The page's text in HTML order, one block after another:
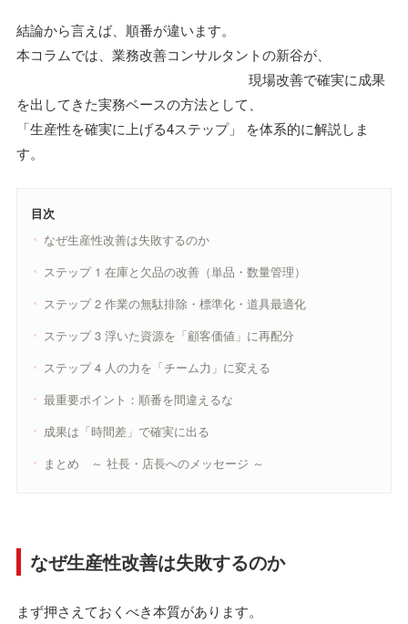
結論から言えば、順番が違います。
本コラムでは、業務改善コンサルタントの新谷が、
現場改善で確実に成果
を出してきた実務ベースの方法として、
「生産性を確実に上げる4ステップ」 を体系的に解説しま
す。
目次
なぜ生産性改善は失敗するのか
ステップ 1 在庫と欠品の改善（単品・数量管理）
ステップ 2 作業の無駄排除・標準化・道具最適化
ステップ 3 浮いた資源を「顧客価値」に再配分
ステップ 4 人の力を「チーム力」に変える
最重要ポイント：順番を間違えるな
成果は「時間差」で確実に出る
まとめ ～ 社長・店長へのメッセージ ～
なぜ生産性改善は失敗するのか
まず押さえておくべき本質があります。